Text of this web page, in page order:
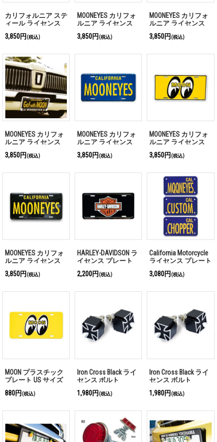
カリフォルニア ステ
ィール ライセンス
3,850円 (税込)
MOONEYES カリフォ
ルニア ライセンス
3,850円 (税込)
MOONEYES カリフォ
ルニア ライセンス
3,850円 (税込)
MOONEYES カリフォ
ルニア ライセンス
プレート Go! with
MQQN
3,850円 (税込)
MOONEYES カリフォ
ルニア ライセンス
プレート ブルー
3,850円 (税込)
MOONEYES カリフォ
ルニア ライセンス
プレート イエローア
イズ
3,850円 (税込)
MOONEYES カリフォ
ルニア ライセンス
プレート ブラック
3,850円 (税込)
HARLEY-DAVIDSON ラ
イセンス プレート
2,200円 (税込)
California Motorcycle
ライセンス プレート
(ブルー)
3,080円 (税込)
MOON プラスチック
プレート US サイズ
880円(税込)
Iron Cross Black ライ
センス ボルト
1,980円(税込)
Iron Cross Black ライ
センス ボルト
1,980円(税込)